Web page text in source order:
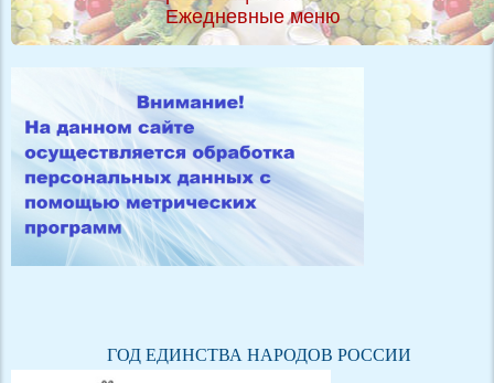
Ежедневные меню
ГОД ЕДИНСТВА НАРОДОВ РОССИИ